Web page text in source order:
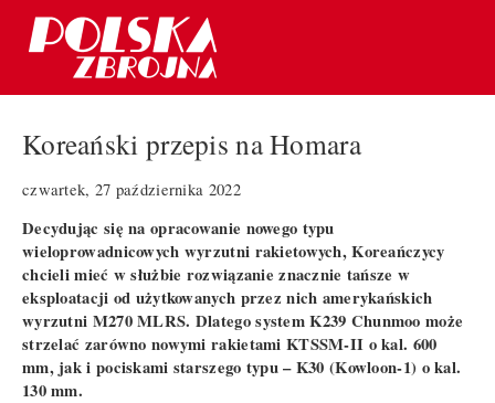
Koreański przepis na Homara
czwartek, 27 października 2022
Decydując się na opracowanie nowego typu
wieloprowadnicowych wyrzutni rakietowych, Koreańczycy
chcieli mieć w służbie rozwiązanie znacznie tańsze w
eksploatacji od użytkowanych przez nich amerykańskich
wyrzutni M270 MLRS. Dlatego system K239 Chunmoo może
strzelać zarówno nowymi rakietami KTSSM-II o kal. 600
mm, jak i pociskami starszego typu – K30 (Kowloon-1) o kal.
130 mm.